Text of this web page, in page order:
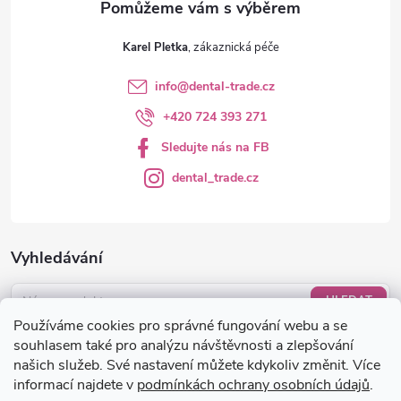
Používáme cookies pro správné fungování webu a se
souhlasem také pro analýzu návštěvnosti a zlepšování
našich služeb. Své nastavení můžete kdykoliv změnit. Více
informací najdete v podmínkách ochrany osobních údajů.
Vyhledávání
HLEDAT
Nákupní košík
0KS /0 KČ
Karel Pletka
info@dental-trade.cz
+420 724 393 271
Sledujte nás na FB
dental_trade.cz